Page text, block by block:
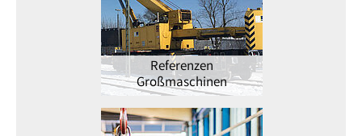
Referenzen
Großmaschinen